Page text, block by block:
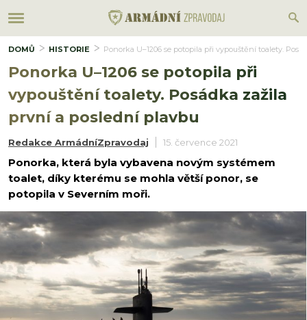
DOMŮ HISTORIE Ponorka U–1206 se potopila při vypouštění toalety.
Ponorka U–1206 se potopila při
vypouštění toalety. Posádka zažila
první a poslední plavbu
Redakce ArmádníZpravodaj 15. července 2021
Ponorka, která byla vybavena novým systémem
toalet, díky kterému se mohla větší ponor, se
potopila v Severním moři.